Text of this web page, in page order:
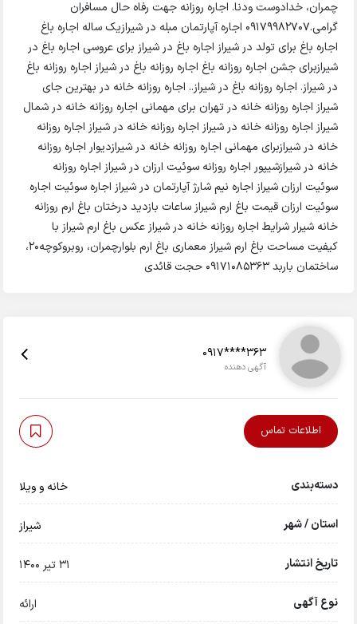
چمران، خدادوست ودنا. اجاره روزانه جهت رفاه حال مسافران
گرامی.09179982707 اجاره آپارتمان مبله در شیرازیک ساله اجاره باغ
اجاره باغ برای تولد در شیراز اجاره باغ در شیراز برای عروسی اجاره باغ در
شیرازبرای جشن اجاره روزانه باغ اجاره روزانه باغ در شیراز اجاره روزانه باغ
در شیراز. اجاره روزانه باغ در شیراز.. اجاره روزانه خانه در بهترین جای
شیراز اجاره روزانه خانه در تهران برای مهمانی اجاره روزانه خانه در شمال
شیراز اجاره روزانه خانه در شیراز اجاره روزانه خانه در شیراز اجاره روزانه
خانه در شیرازبرای مهمانی اجاره روزانه خانه در شیرازدیوار اجاره روزانه
خانه در شیرازشیپور اجاره روزانه سوئیت ارزان در شیراز اجاره روزانه
سوئیت ارزان شیراز اجاره نیم شارژ آپارتمان در شیراز اجاره سوئیت اجاره
سوئیت ارزان قیمت باغ ارم شیراز ساعات بازدید درختان باغ ارم روزانه
خانه شیرار شرایط اجاره روزانه خانه در شیراز عکس باغ ارم شیراز با
کیفیت مساحت باغ ارم شیراز معماری باغ ارم بلوارچمران، روبروکوچه۲۰،
ساختمان باربد 09171085363 حجت قائدی
0917****363
آگهی دهنده
اطلاعات تماس
دسته‌بندی خانه و ویلا
استان / شهر شيراز
تاریخ انتشار 31 تیر 1400
نوع آگهی ارائه